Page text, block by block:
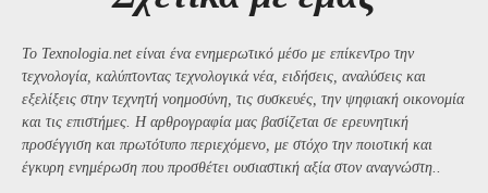
Το Texnologia.net είναι ένα ενημερωτικό μέσο με επίκεντρο την
τεχνολογία, καλύπτοντας τεχνολογικά νέα, ειδήσεις, αναλύσεις και
εξελίξεις στην τεχνητή νοημοσύνη, τις συσκευές, την ψηφιακή οικονομία
και τις επιστήμες. Η αρθρογραφία μας βασίζεται σε ερευνητική
προσέγγιση και πρωτότυπο περιεχόμενο, με στόχο την ποιοτική και
έγκυρη ενημέρωση που προσθέτει ουσιαστική αξία στον αναγνώστη..